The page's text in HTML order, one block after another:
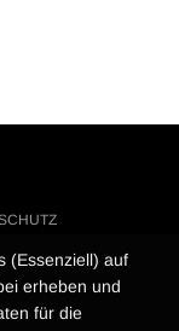
(Essenziell) auf
erheben und
für die